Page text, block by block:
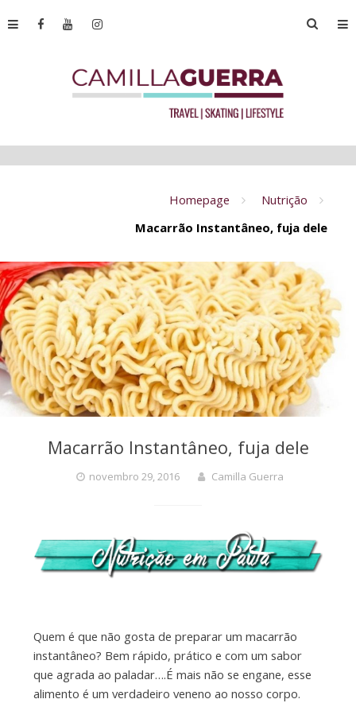
Homepage
Nutrição
Macarrão Instantâneo, fuja dele
Macarrão Instantâneo, fuja dele
novembro 29, 2016 Camilla Guerra
Quem é que não gosta de preparar um macarrão
instantâneo? Bem rápido, prático e com um sabor
que agrada ao paladar….É mais não se engane, esse
alimento é um verdadeiro veneno ao nosso corpo.